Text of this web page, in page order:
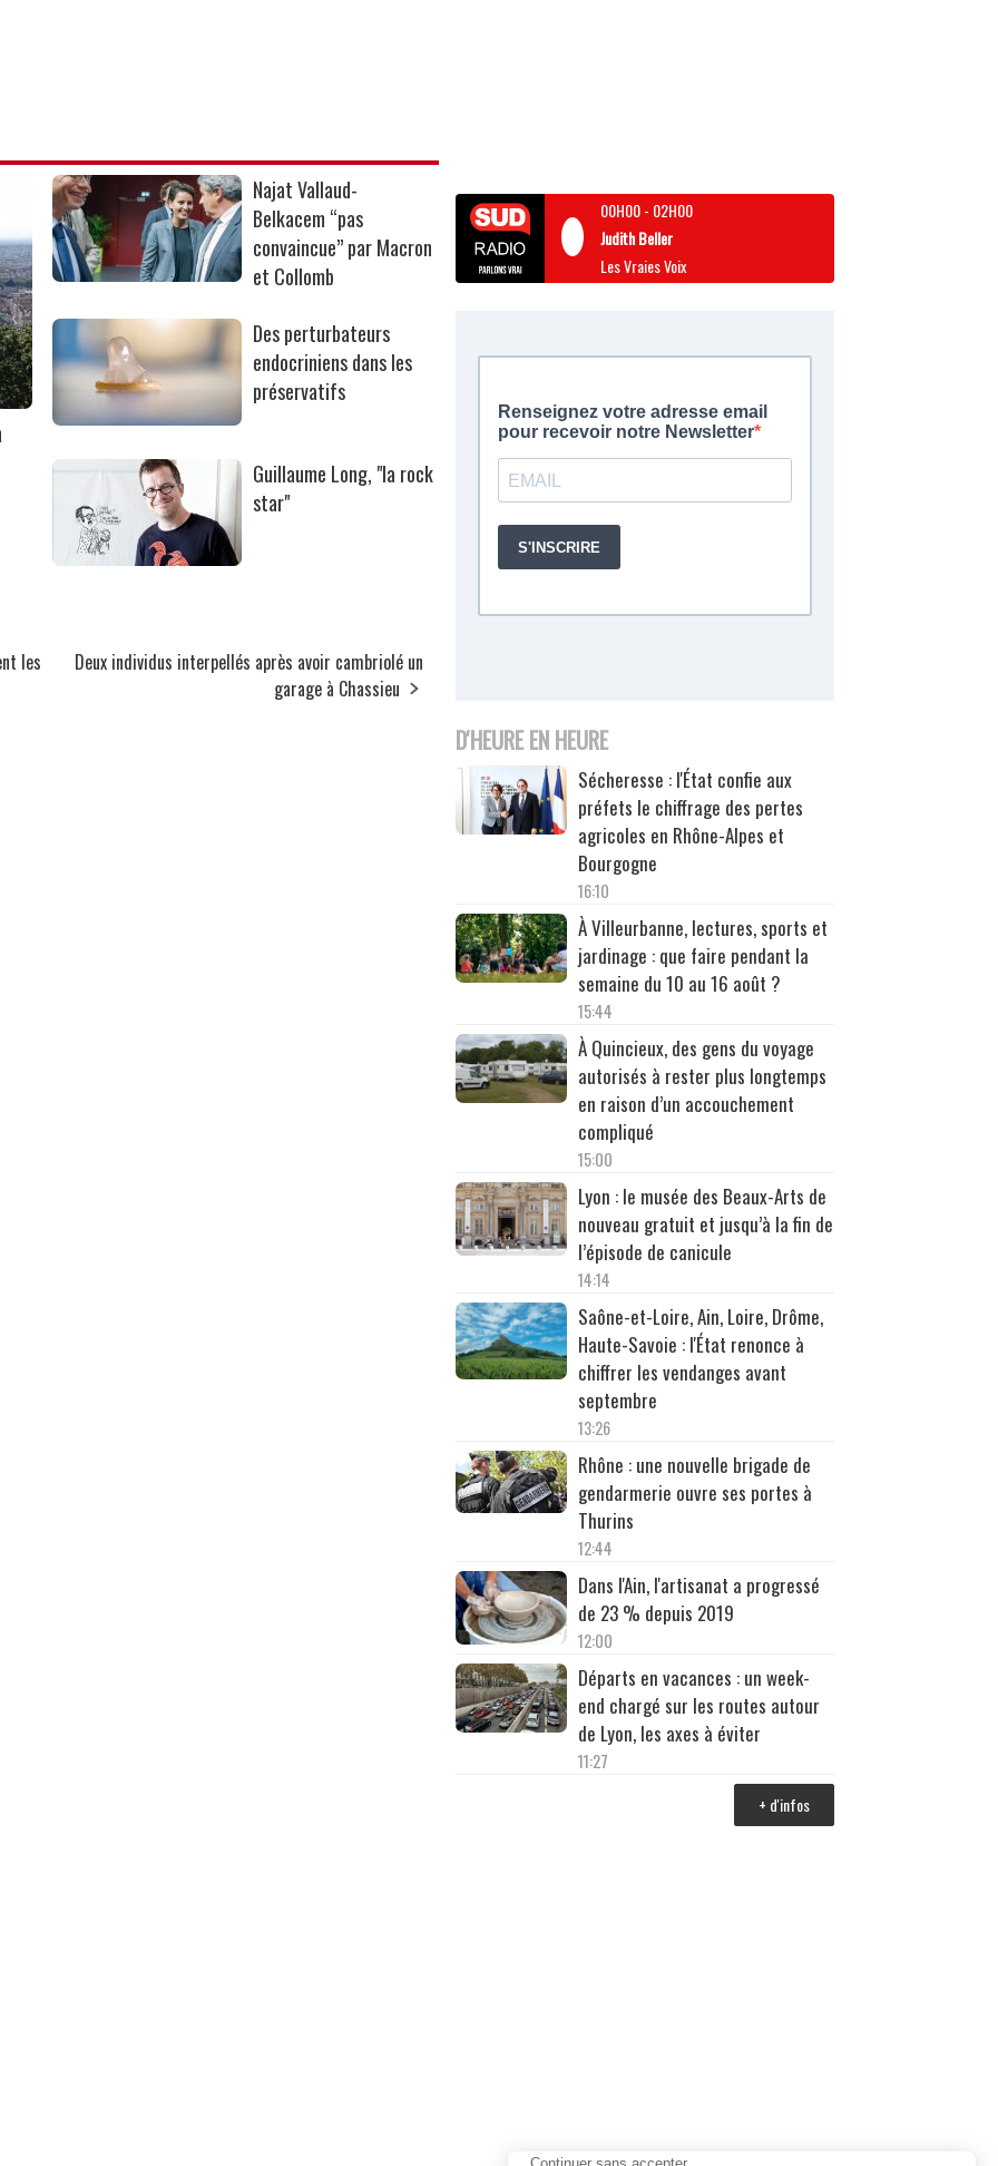
Najat Vallaud-
Belkacem “pas
convaincue” par Macron
et Collomb
Des perturbateurs
endocriniens dans les
préservatifs
Guillaume Long, "la rock
star"
les
Deux individus interpellés après avoir cambriolé un
garage à Chassieu
00H00- 02H00
Judith Beller
Les Vraies Voix
D'HEURE EN HEURE
Sécheresse : l'État confie aux
préfets le chiffrage des pertes
agricoles en Rhône-Alpes et
Bourgogne
16:10
À Villeurbanne, lectures, sports et
jardinage : que faire pendant la
semaine du 10 au 16 août ?
15:44
À Quincieux, des gens du voyage
autorisés à rester plus longtemps
en raison d’un accouchement
compliqué
15:00
Lyon : le musée des Beaux-Arts de
nouveau gratuit et jusqu’à la fin de
l’épisode de canicule
14:14
Saône-et-Loire, Ain, Loire, Drôme,
Haute-Savoie : l'État renonce à
chiffrer les vendanges avant
septembre
13:26
Rhône : une nouvelle brigade de
gendarmerie ouvre ses portes à
Thurins
12:44
Dans l'Ain, l'artisanat a progressé
de 23 % depuis 2019
12:00
Départs en vacances : un week-
end chargé sur les routes autour
de Lyon, les axes à éviter
11:27
+ d'infos